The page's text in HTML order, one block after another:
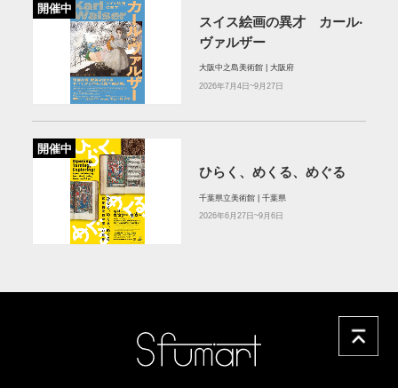
開催中
スイス絵画の異才 カール‧
ヴァルザー
大阪中之島美術館 | 大阪府
2026年7月4日~9月27日
開催中
ひらく、めくる、めぐる
千葉県立美術館 | 千葉県
2026年6月27日~9月6日